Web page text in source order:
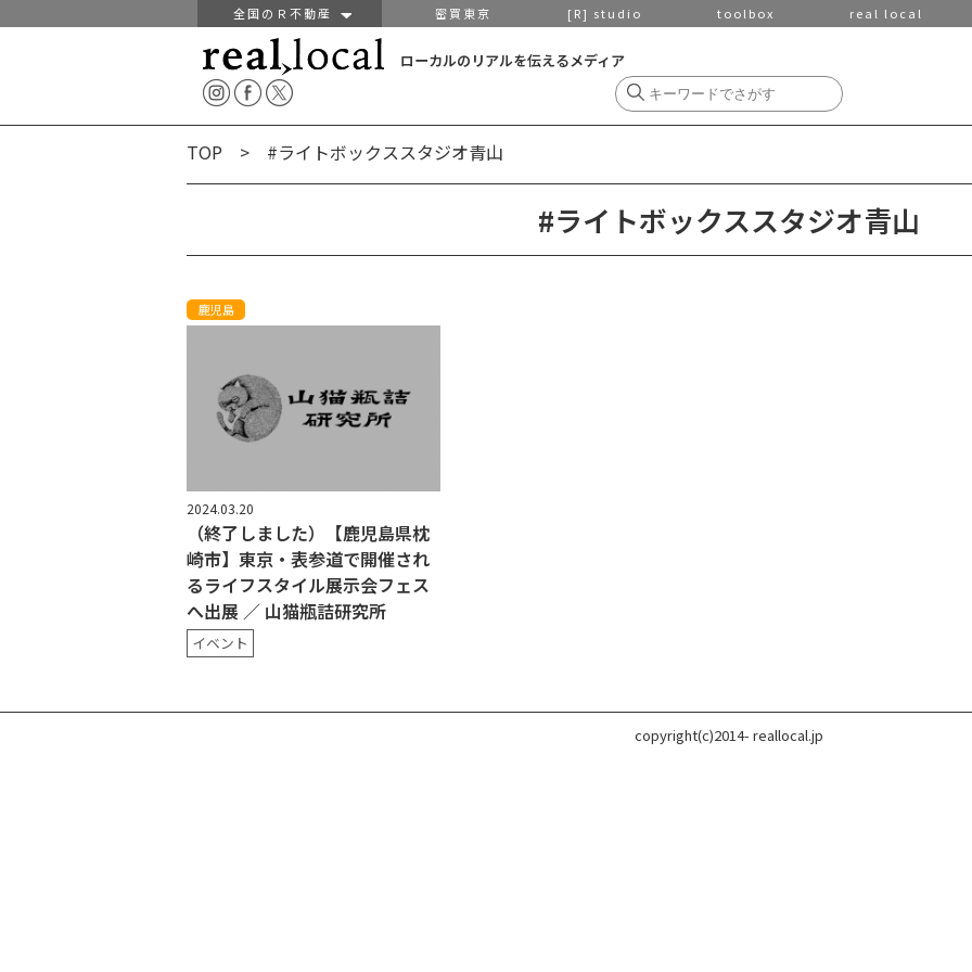
全国のＲ不動産 密買東京 [R] studio toolbox real local
ローカルのリアルを伝えるメディア
TOP > #ライトボックススタジオ青山
#ライトボックススタジオ青山
鹿児島
2024.03.20
（終了しました）【鹿児島県枕
崎市】東京・表参道で開催され
るライフスタイル展示会フェス
へ出展 ／ 山猫瓶詰研究所
イベント
copyright(c)2014- reallocal.jp